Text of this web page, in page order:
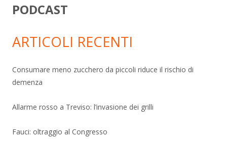
PODCAST
ARTICOLI RECENTI
Consumare meno zucchero da piccoli riduce il rischio di
demenza
Allarme rosso a Treviso: l’invasione dei grilli
Fauci: oltraggio al Congresso